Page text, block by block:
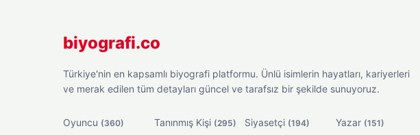
biyografi.co
Türkiye'nin en kapsamlı biyografi platformu. Ünlü isimlerin hayatları, kariyerleri
ve merak edilen tüm detayları güncel ve tarafsız bir şekilde sunuyoruz.
Oyuncu (360) Tanınmış Kişi (295) Siyasetçi (194) Yazar (151)